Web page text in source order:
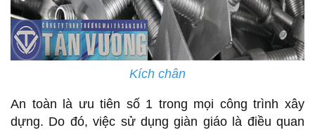
Kích chân
An toàn là ưu tiên số 1 trong mọi công trình xây
dựng. Do đó, việc sử dụng giàn giáo là điều quan